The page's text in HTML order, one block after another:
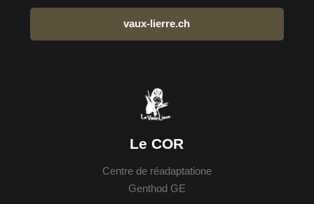
vaux-lierre.ch
Le COR
Centre de réadaptatione
Genthod GE